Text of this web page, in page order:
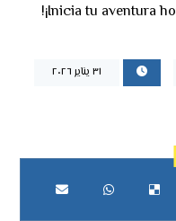
¡Inicia tu aventura
٣١ يناير ٢٠٢٦